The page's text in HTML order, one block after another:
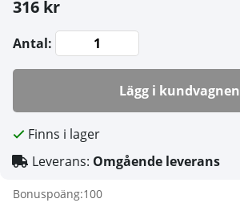
316 kr
Antal:
Lägg i kundvagnen
Finns i lager
Leverans: Omgående leverans
Bonuspoäng:100